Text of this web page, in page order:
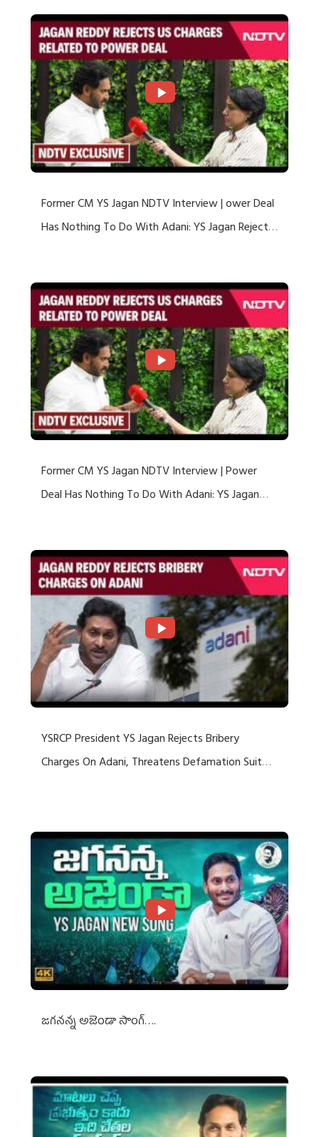
Former CM YS Jagan NDTV Interview | ower Deal
Has Nothing To Do With Adani: YS Jagan Rejects
Former CM YS Jagan NDTV Interview | Power
Deal Has Nothing To Do With Adani: YS Jagan
YSRCP President YS Jagan Rejects Bribery
Charges On Adani, Threatens Defamation Suit
జగనన్న అజెండా సాంగ్….